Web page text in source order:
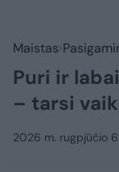
Maistas
Puri ir
– tarsi
2026 m. rugpjūčio